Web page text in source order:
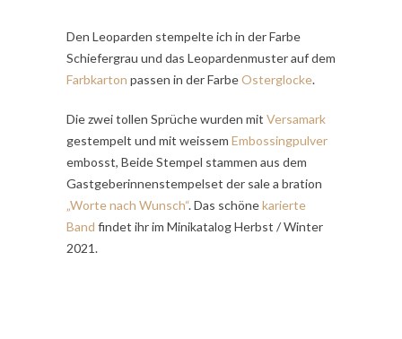
Den Leoparden stempelte ich in der Farbe
Schiefergrau und das Leopardenmuster auf dem
Farbkarton passen in der FarbeOsterglocke.
Die zwei tollen Sprüche wurden mit Versamark
gestempelt und mit weissem Embossingpulver
embosst, Beide Stempel stammen aus dem
Gastgeberinnenstempelset der sale a bration
„Worte nach Wunsch“. Das schönekarierte
Band findet ihr im Minikatalog Herbst / Winter
2021.